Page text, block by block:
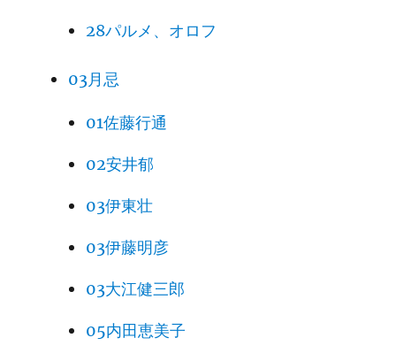
28パルメ、オロフ
03月忌
01佐藤行通
02安井郁
03伊東壮
03伊藤明彦
03大江健三郎
05内田恵美子